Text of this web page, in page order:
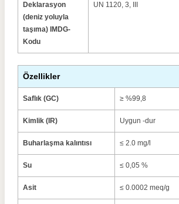
Deklarasyon
(deniz yoluyla
taşıma) IMDG-
Kodu
UN 1120, 3, III
Özellikler
Saflık (GC) ≥ %99,8
Kimlik (IR) Uygun -dur
Buharlaşma kalıntısı ≤ 2.0 mg/l
Su ≤ 0,05 %
Asit ≤ 0.0002 meq/g